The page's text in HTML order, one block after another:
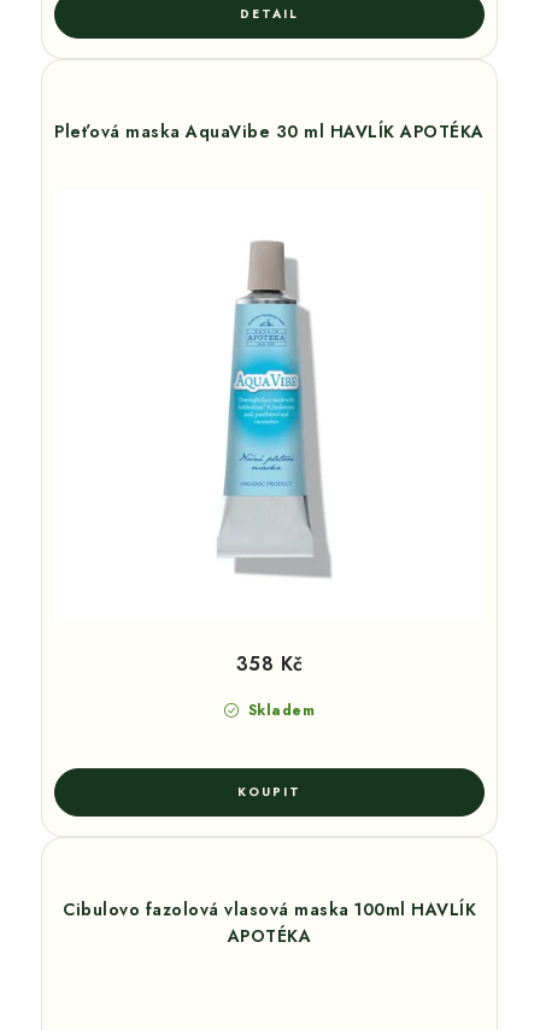
Pleťová maska AquaVibe 30 ml HAVLÍK APOTÉKA
Skladem
358 Kč
Cibulovo fazolová vlasová maska 100ml HAVLÍK
APOTÉKA